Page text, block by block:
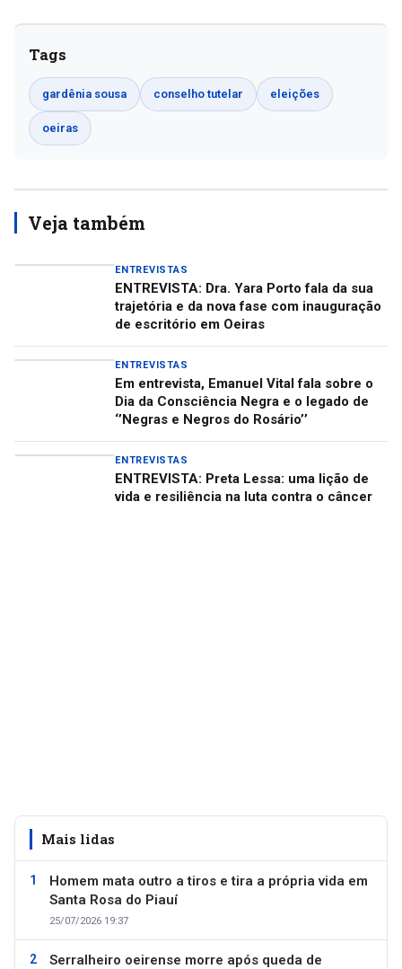
Tags
gardênia sousa conselho tutelar eleições
oeiras
Veja também
ENTREVISTAS
ENTREVISTA: Dra. Yara Porto fala da sua
trajetória e da nova fase com inauguração
de escritório em Oeiras
ENTREVISTAS
Em entrevista, Emanuel Vital fala sobre o
Dia da Consciência Negra e o legado de
‘’Negras e Negros do Rosário’’
ENTREVISTAS
ENTREVISTA: Preta Lessa: uma lição de
vida e resiliência na luta contra o câncer
Mais lidas
Homem mata outro a tiros e tira a própria vida em
Santa Rosa do Piauí
25/07/2026 19:37
Serralheiro oeirense morre após queda de